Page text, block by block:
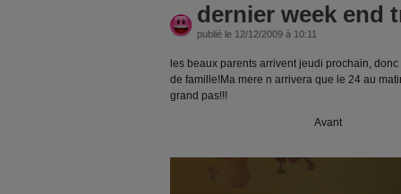
dernier week end
publié le 12/12/2009 à 10:11
les beaux parents arrivent jeudi prochain,
de famille!Ma mere n arrivera que le 24 au
grand pas!!!
Avant